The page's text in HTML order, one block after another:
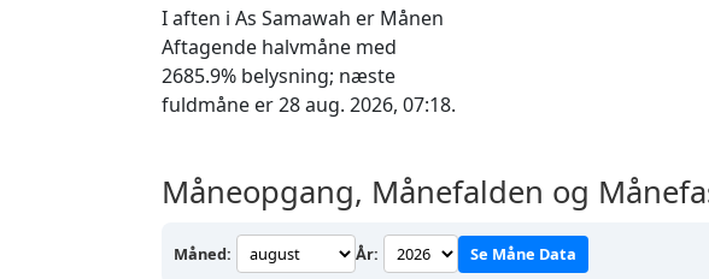
I aften i As Samawah er Månen
Aftagende halvmåne med
2685.9% belysning; næste
fuldmåne er 28 aug. 2026, 07:18.
Måneopgang, Månefalden og
Måned: År: Se Måne Data